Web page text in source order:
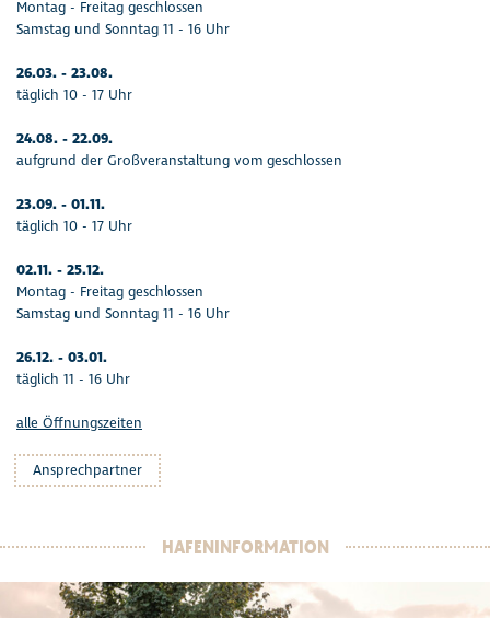
Montag - Freitag geschlossen
Samstag und Sonntag 11 - 16 Uhr
26.03. - 23.08.
täglich 10 - 17 Uhr
24.08. - 22.09.
aufgrund der Großveranstaltung vom geschlossen
23.09. - 01.11.
täglich 10 - 17 Uhr
02.11. - 25.12.
Montag - Freitag geschlossen
Samstag und Sonntag 11 - 16 Uhr
26.12. - 03.01.
täglich 11 - 16 Uhr
alle Öffnungszeiten
Ansprechpartner
HAFENINFORMATION